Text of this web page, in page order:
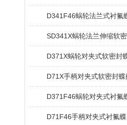
D341F46蜗轮法兰式衬氟
D371X蜗轮对夹式软密封
D71X手柄对夹式软密封蝶
D371F46蜗轮对夹式衬氟
D71F46手柄对夹式衬氟